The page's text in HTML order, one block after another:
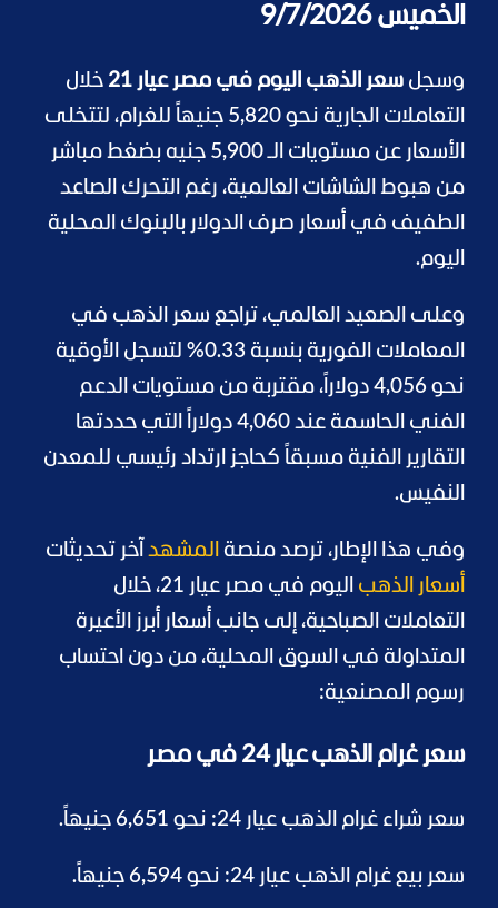
الخميس 9/7/2026
وسجل سعر الذهب اليوم في مصر عيار 21
خلال
التعاملات الجارية نحو 5,820 جنيهاً للغرام، لتتخلى
الأسعار عن مستويات الـ 5,900 جنيه بضغط مباشر
من هبوط الشاشات العالمية، رغم التحرك الصاعد
الطفيف في أسعار صرف الدولار بالبنوك المحلية
اليوم.
وعلى الصعيد العالمي، تراجع سعر الذهب في
المعاملات الفورية بنسبة 0.33% لتسجل الأوقية
نحو 4,056 دولاراً، مقتربة من مستويات الدعم
الفني الحاسمة عند 4,060 دولاراً التي حددتها
التقارير الفنية مسبقاً كحاجز ارتداد رئيسي للمعدن
النفيس.
وفي هذا الإطار، ترصد منصة المشهد آخر تحديثات
أسعار الذهب
اليوم في مصر عيار 21، خلال
التعاملات الصباحية، إلى جانب أسعار أبرز الأعيرة
المتداولة في السوق المحلية، من دون احتساب
رسوم المصنعية:
سعر غرام الذهب عيار 24 في مصر
سعر شراء غرام الذهب عيار 24: نحو 6,651 جنيهاً.
سعر بيع غرام الذهب عيار 24: نحو 6,594 جنيهاً.